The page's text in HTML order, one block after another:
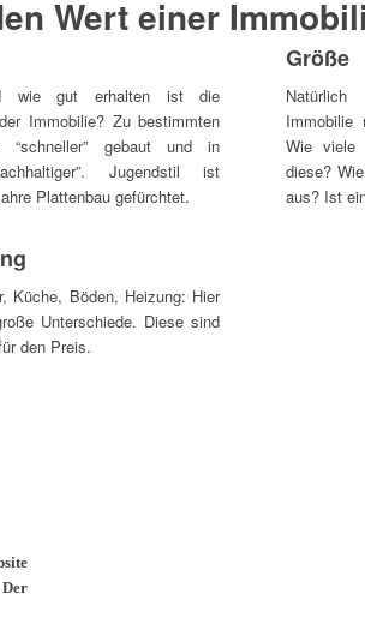
Wert einer
wie gut erhalten ist die
Immobilie? Zu bestimmten
“schneller” gebaut und in
Jugendstil ist
Plattenbau gefürchtet.
Größe
Immobilie
Wie
diese?
aus? Ist
Küche, Böden, Heizung: Hier
Unterschiede. Diese sind
den Preis.